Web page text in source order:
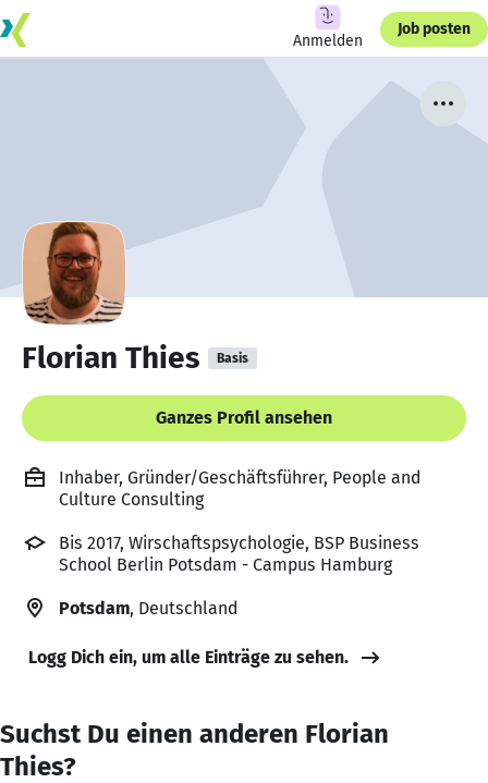
Anmelden
Job posten
Florian Thies Basis
Ganzes Profil ansehen
Inhaber, Gründer/Geschäftsführer, People and
Culture Consulting
Bis 2017, Wirschaftspsychologie, BSP Business
School Berlin Potsdam - Campus Hamburg
Potsdam, Deutschland
Logg Dich ein, um alle Einträge zu sehen.
Suchst Du einen anderen Florian
Thies?